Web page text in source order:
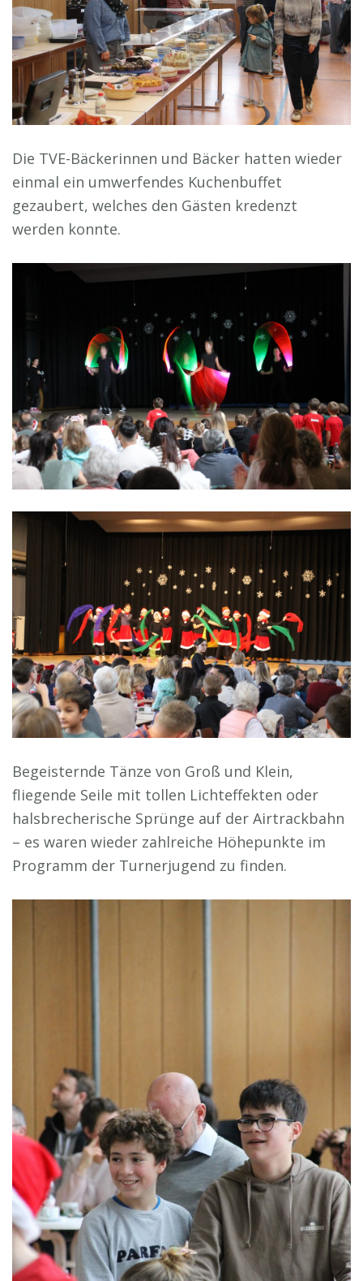
Die TVE-Bäckerinnen und Bäcker hatten wieder
einmal ein umwerfendes Kuchenbuffet
gezaubert, welches den Gästen kredenzt
werden konnte.
Begeisternde Tänze von Groß und Klein,
fliegende Seile mit tollen Lichteffekten oder
halsbrecherische Sprünge auf der Airtrackbahn
– es waren wieder zahlreiche Höhepunkte im
Programm der Turnerjugend zu finden.